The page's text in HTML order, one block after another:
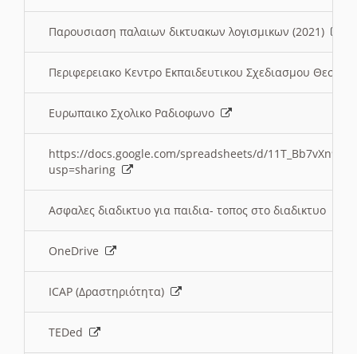
Παρουσιαση παλαιων δικτυακων λογισμικων (2021)
Περιφερειακο Κεντρο Εκπαιδευτικου Σχεδιασμου
Ευρωπαικο Σχολικο Ραδιοφωνο
https://docs.google.com/spreadsheets/d/
usp=sharing
Ασφαλες διαδικτυο για παιδια- τοπος στο διαδικτυο
OneDrive
ICAP (Δραστηριότητα)
TEDed